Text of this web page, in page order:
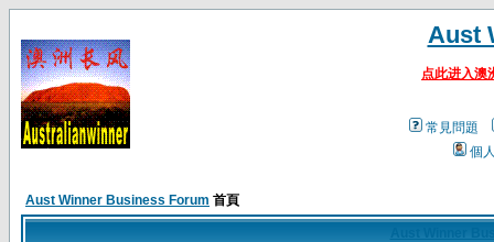
Aust
点此进入澳
常見問題
個
Aust Winner Business Forum 首頁